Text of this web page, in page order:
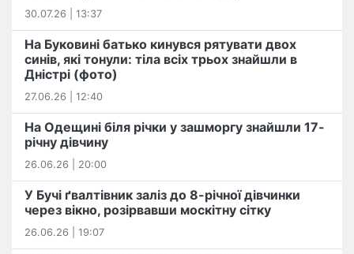
30.07.26 | 13:37
На Буковині батько кинувся рятувати двох
синів, які тонули: тіла всіх трьох знайшли в
Дністрі (фото)
27.06.26 | 12:40
На Одещині біля річки у зашморгу знайшли 17-
річну дівчину
26.06.26 | 20:00
У Бучі ґвалтівник заліз до 8-річної дівчинки
через вікно, розірвавши москітну сітку
26.06.26 | 19:07